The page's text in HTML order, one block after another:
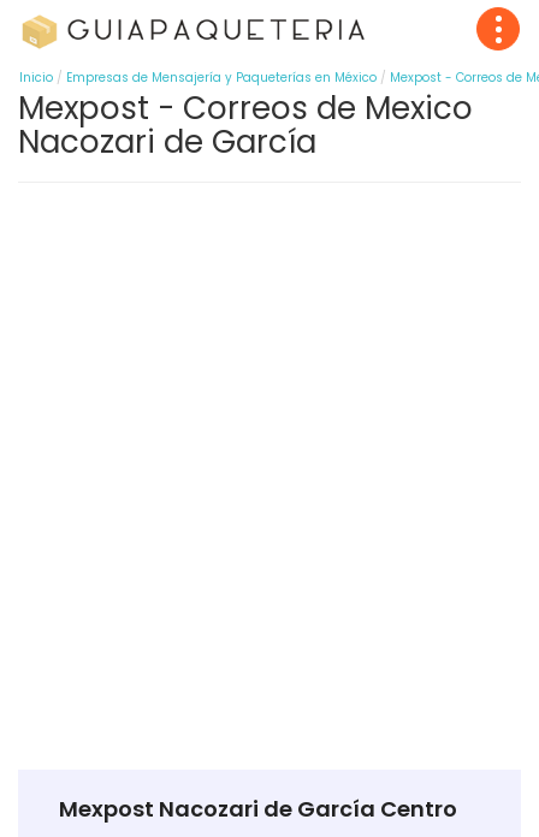
Inicio Empresas de Mensajería y Paqueterías en México Mexpost - Correos de
Mexpost - Correos de Mexico
Nacozari de García
Mexpost Nacozari de García Centro